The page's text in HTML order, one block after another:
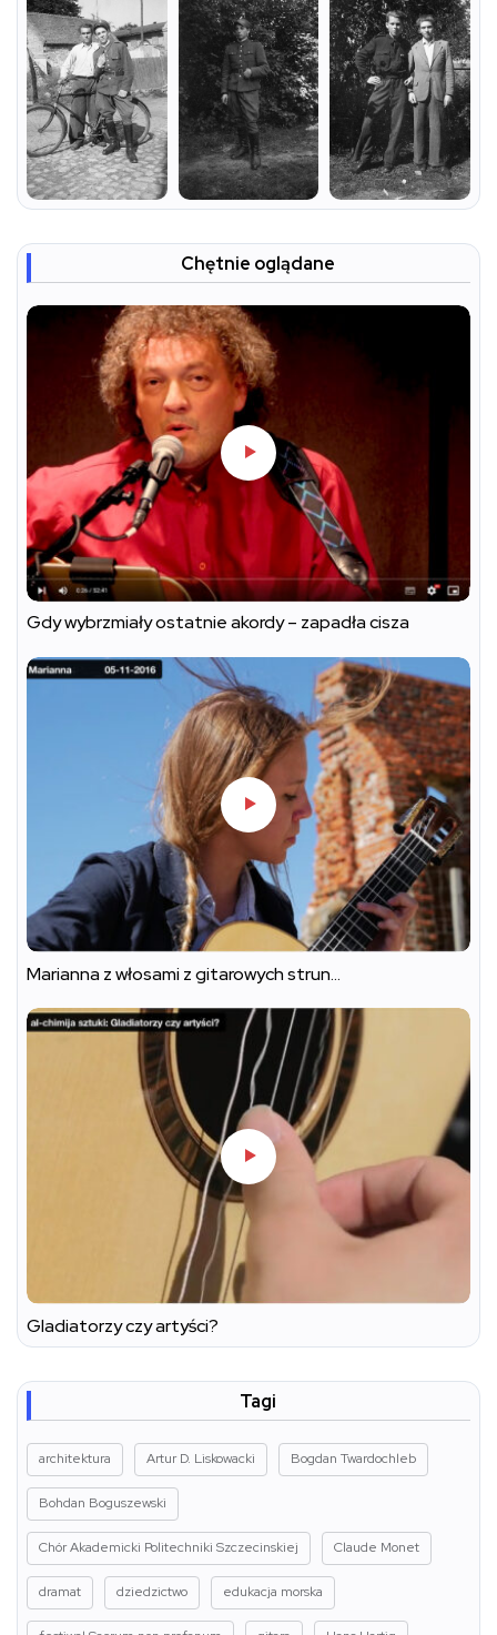
Chętnie oglądane
Gdy wybrzmiały ostatnie akordy – zapadła cisza
Marianna z włosami z gitarowych strun…
Gladiatorzy czy artyści?
Tagi
architektura Artur D. Liskowacki Bogdan Twardochleb
Bohdan Boguszewski
Chór Akademicki Politechniki Szczecinskiej Claude Monet
dramat dziedzictwo edukacja morska